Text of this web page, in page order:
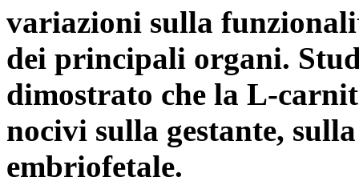
variazioni sulla
dei principali organi.
dimostrato che la L-
nocivi sulla gestante,
embriofetale.